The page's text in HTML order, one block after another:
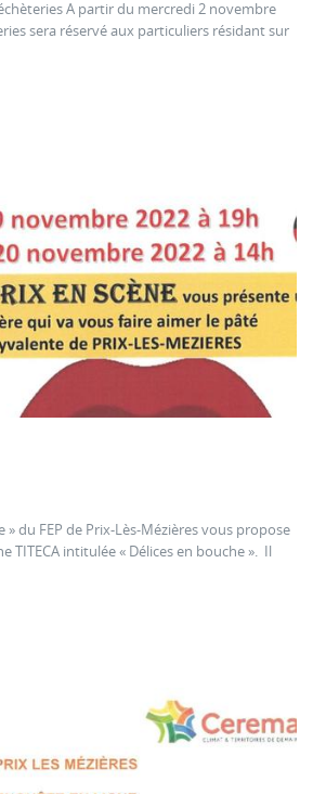
A partir du mercredi 2 novembre
sera réservé aux particuliers résidant sur
» du FEP de Prix-Lès-Mézières vous propose
TITECA intitulée « Délices en bouche ». Il